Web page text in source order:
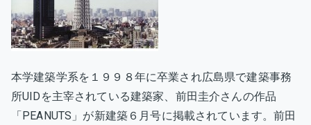
作
品
が
載
さ
れ
本学建築学系を１９９８年に卒業され広島県で建築事務
所UIDを主宰されている建築家、前田圭介さんの作品
「PEANUTS」が新建築６月号に掲載されています。前田